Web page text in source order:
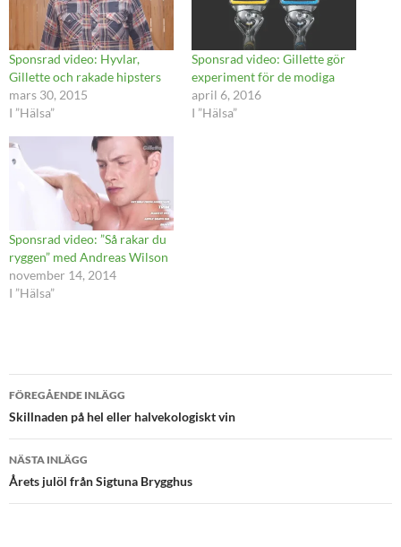
Sponsrad video: Hyvlar,
Gillette och rakade hipsters
mars 30, 2015
I ”Hälsa”
Sponsrad video: Gillette gör
experiment för de modiga
april 6, 2016
I ”Hälsa”
Sponsrad video: ”Så rakar du
ryggen” med Andreas Wilson
november 14, 2014
I ”Hälsa”
Inläggsnavigering
FÖREGÅENDE INLÄGG
Skillnaden på hel eller halvekologiskt vin
NÄSTA INLÄGG
Årets julöl från Sigtuna Brygghus